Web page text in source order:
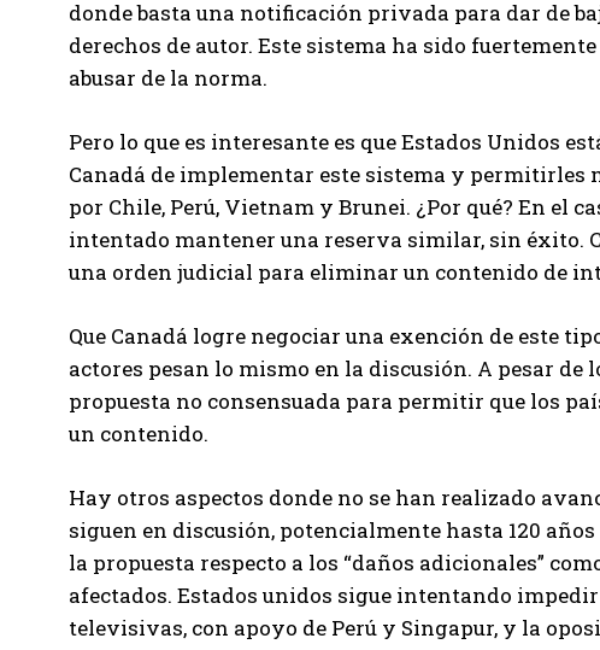
donde basta una notificación privada para dar de
derechos de autor. Este sistema ha sido
abusar de la norma.
Pero lo que es interesante es que Estados Unidos
Canadá de implementar este sistema y permitirles
por Chile, Perú, Vietnam y Brunei. ¿Por qué? En el
intentado mantener una reserva similar, sin éxito.
una orden judicial para eliminar un contenido de
Que Canadá logre negociar una exención de este
actores pesan lo mismo en la discusión. A pesar
propuesta no consensuada para permitir que los
un contenido.
Hay otros aspectos donde no se han realizado
siguen en discusión, potencialmente hasta 120
la propuesta respecto a los “daños adicionales”
afectados. Estados unidos sigue intentando
televisivas, con apoyo de Perú y Singapur, y la